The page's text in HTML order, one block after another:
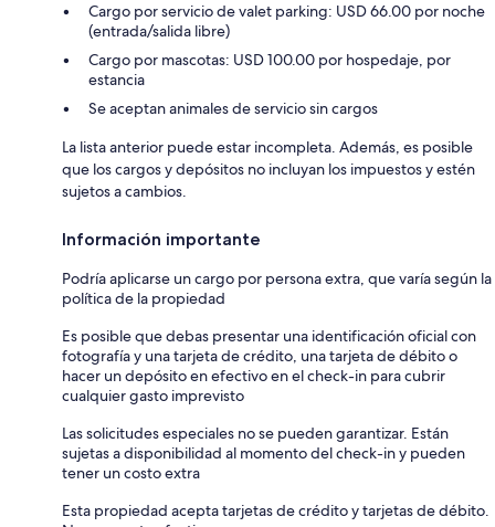
Cargo por servicio de valet parking: USD 66.00 por noche
(entrada/salida libre)
Cargo por mascotas: USD 100.00 por hospedaje, por
estancia
Se aceptan animales de servicio sin cargos
La lista anterior puede estar incompleta. Además, es posible
que los cargos y depósitos no incluyan los impuestos y estén
sujetos a cambios.
Información importante
Podría aplicarse un cargo por persona extra, que varía según la
política de la propiedad
Es posible que debas presentar una identificación oficial con
fotografía y una tarjeta de crédito, una tarjeta de débito o
hacer un depósito en efectivo en el check-in para cubrir
cualquier gasto imprevisto
Las solicitudes especiales no se pueden garantizar. Están
sujetas a disponibilidad al momento del check-in y pueden
tener un costo extra
Esta propiedad acepta tarjetas de crédito y tarjetas de débito.